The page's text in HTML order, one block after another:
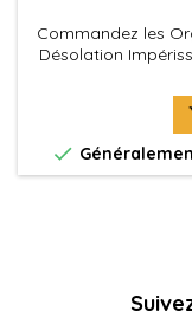
Commandez les
Désolation
d'un sommeil
